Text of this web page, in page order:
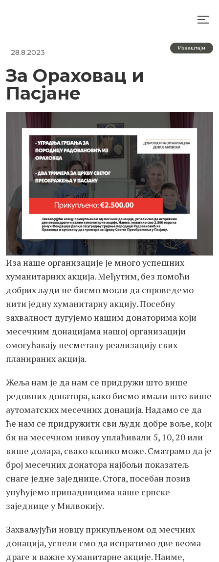
28.8.2023
Извештаји
За Ораховац и
Пасјане
Иза наше организације је много успешних
хуманитарних акција. Међутим, без помоћи
добрих људи не бисмо могли да спроведемо
нити једну хуманитарну акцију. Посебну
захвалност дугујемо нашим донаторима који
месечним донацијама нашој организацији
омогућавају несметану реализацију свих
планираних акција.
Жеља нам је да нам се придружи што више
редовних донатора, како бисмо имали што више
аутоматских месечних донација. Надамо се да
ће нам се придружити сви људи добре воље, који
би на месечном нивоу уплаћивали 5, 10, 20 или
више долара, свако колико може. Сматрамо да је
број месечних донатора најбољи показатељ
снаге једне заједнице. Стога, посебан позив
упућујемо припадницима наше српске
заједнице у Милвокију.
Захваљујући новцу прикупљеном од месчних
донација, успели смо да испратимо две веома
драге и важне хуманитарне акције. Наиме,